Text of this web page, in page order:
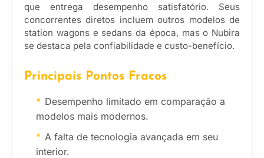
que entrega desempenho satisfatório. Seus
concorrentes diretos incluem outros modelos de
station wagons e sedans da época, mas o Nubira
se destaca pela confiabilidade e custo-benefício.
Principais Pontos Fracos
Desempenho limitado em comparação a
modelos mais modernos.
A falta de tecnologia avançada em seu
interior.